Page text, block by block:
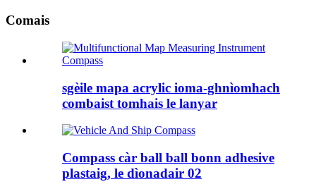
Comais
sgèile mapa acrylic ioma-ghnìomhach
combaist tomhais le lanyar
Compass càr ball ball bonn adhesive
plastaig, le dìonadair 02